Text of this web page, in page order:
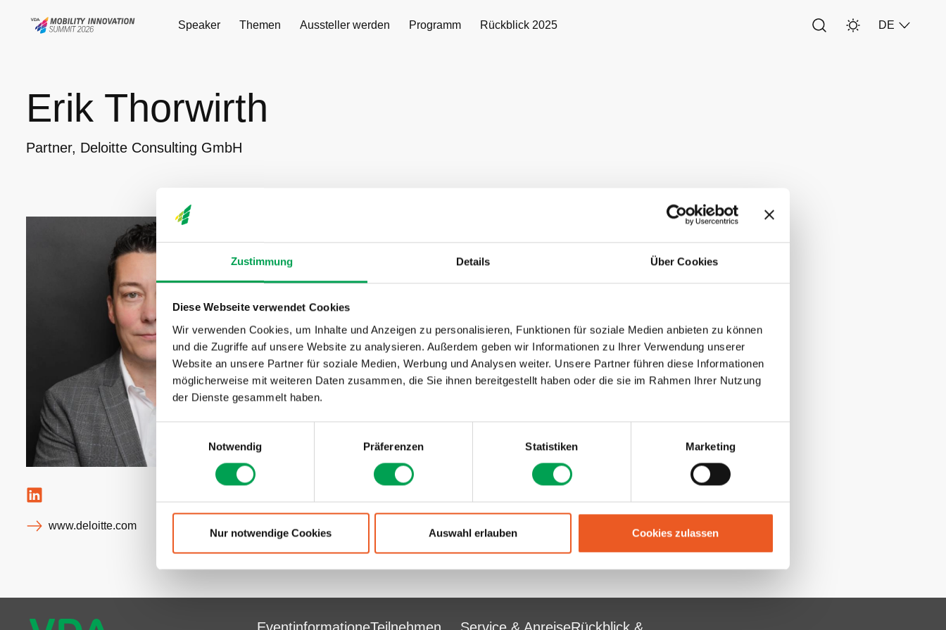
Zustimmung Details Über Cookies
Diese Webseite verwendet Cookies
Wir verwenden Cookies, um Inhalte und Anzeigen zu personalisieren, Funktionen für soziale Medien anbieten zu können
und die Zugriffe auf unsere Website zu analysieren. Außerdem geben wir Informationen zu Ihrer Verwendung unserer
Website an unsere Partner für soziale Medien, Werbung und Analysen weiter. Unsere Partner führen diese Informationen
möglicherweise mit weiteren Daten zusammen, die Sie ihnen bereitgestellt haben oder die sie im Rahmen Ihrer Nutzung
der Dienste gesammelt haben.
g
n
Notwendig Präferenzen Statistiken Marketing
Nur notwendige Cookies Auswahl erlauben Cookies zulassen
Speaker Themen Aussteller werden Programm Rückblick 2025 DE
Erik Thorwirth
Partner, Deloitte Consulting GmbH
www.deloitte.com
Erik Thorwirth berät als Partner bei Deloitte Consulting weltweit führende Unternehmen
der Automobilbranche zu den Themen Technologie und Mobilität der Zukunft. Sein
Schwerpunkt liegt auf der technischen Architektur von Software Defined Vehicles (SDV)
sowohl im Fahrzeug als auch im Backend. Nach dem Studium der Luft- und
Raumfahrttechnik in Stuttgart und Oxford sammelte er umfassende Führungserfahrung
in Forschung, Entwicklung sowie IT in der internationalen Automobil- und